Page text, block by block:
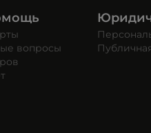
вопросы